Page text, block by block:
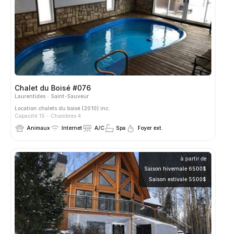
Chalet du Boisé #076
Laurentides
Saint-Sauveur
Location chalets du boisé (2010) inc.
Capacité 15
Chambres 4
Animaux
Internet A/C Spa Foyer ext.
à partir de
Saison hivernale 6500$
Saison estivale 5500$